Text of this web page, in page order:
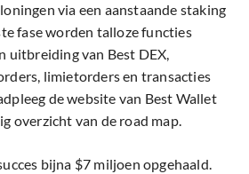
via een aanstaande staking
fase worden talloze functies
uitbreiding van Best DEX,
limietorders en transacties
de website van Best Wallet
overzicht van de road map.
bijna $7 miljoen opgehaald.